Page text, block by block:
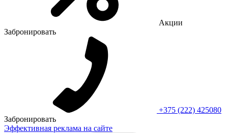
Акции
Забронировать
+375 (222) 425080
Забронировать
Эффективная реклама на сайте